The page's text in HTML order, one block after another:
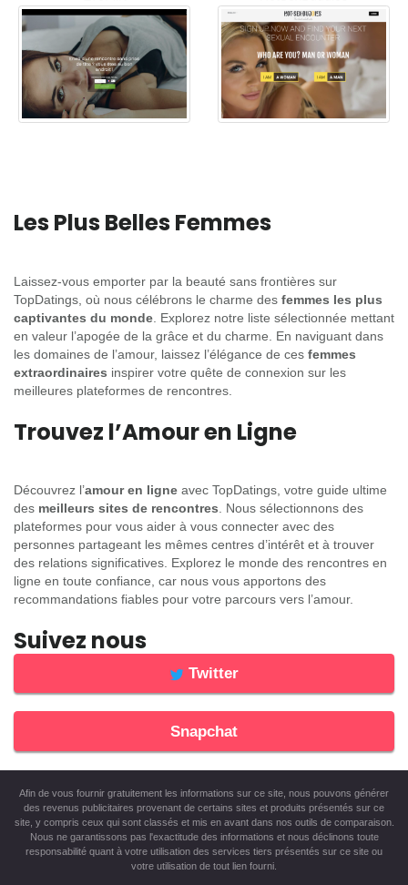
Les Plus Belles Femmes
Laissez-vous emporter par la beauté sans frontières sur
TopDatings, où nous célébrons le charme des femmes les plus
captivantes du monde . Explorez notre liste sélectionnée mettant
en valeur l’apogée de la grâce et du charme. En naviguant dans
les domaines de l’amour, laissez l’élégance de ces femmes
extraordinaires inspirer votre quête de connexion sur les
meilleures plateformes de rencontres.
Trouvez l’Amour en Ligne
Découvrez l’amour en ligne avec TopDatings, votre guide ultime
des meilleurs sites de rencontres. Nous sélectionnons des
plateformes pour vous aider à vous connecter avec des
personnes partageant les mêmes centres d’intérêt et à trouver
des relations significatives. Explorez le monde des rencontres en
ligne en toute confiance, car nous vous apportons des
recommandations fiables pour votre parcours vers l’amour.
Suivez nous
Twitter
Snapchat
Afin de vous fournir gratuitement les informations sur ce site, nous pouvons générer
des revenus publicitaires provenant de certains sites et produits présentés sur ce
site, y compris ceux qui sont classés et mis en avant dans nos outils de comparaison.
Nous ne garantissons pas l'exactitude des informations et nous déclinons toute
responsabilité quant à votre utilisation des services tiers présentés sur ce site ou
votre utilisation de tout lien fourni.